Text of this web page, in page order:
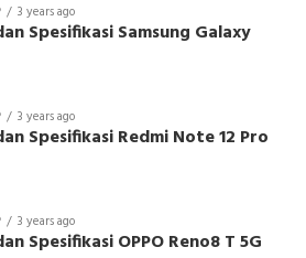
3 years ago
Spesifikasi Samsung Galaxy
3 years ago
Spesifikasi Redmi Note 12 Pro
3 years ago
Spesifikasi OPPO Reno8 T 5G